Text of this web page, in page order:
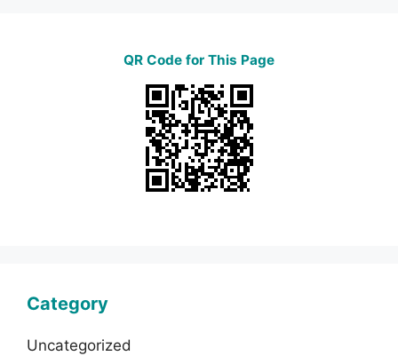
QR Code for This Page
Category
Uncategorized